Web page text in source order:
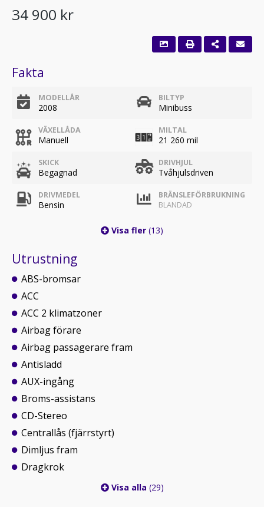
34 900 kr
Fakta
MODELLÅR
2008
BILTYP
Minibuss
VÄXELLÅDA
Manuell
MILTAL
21 260 mil
SKICK
Begagnad
DRIVHJUL
Tvåhjulsdriven
DRIVMEDEL
Bensin
BRÄNSLEFÖRBRUKNING
BLANDAD
Visa fler (13)
Utrustning
ABS-bromsar
ACC
ACC 2 klimatzoner
Airbag förare
Airbag passagerare fram
Antisladd
AUX-ingång
Broms-assistans
CD-Stereo
Centrallås (fjärrstyrt)
Dimljus fram
Dragkrok
Visa alla (29)